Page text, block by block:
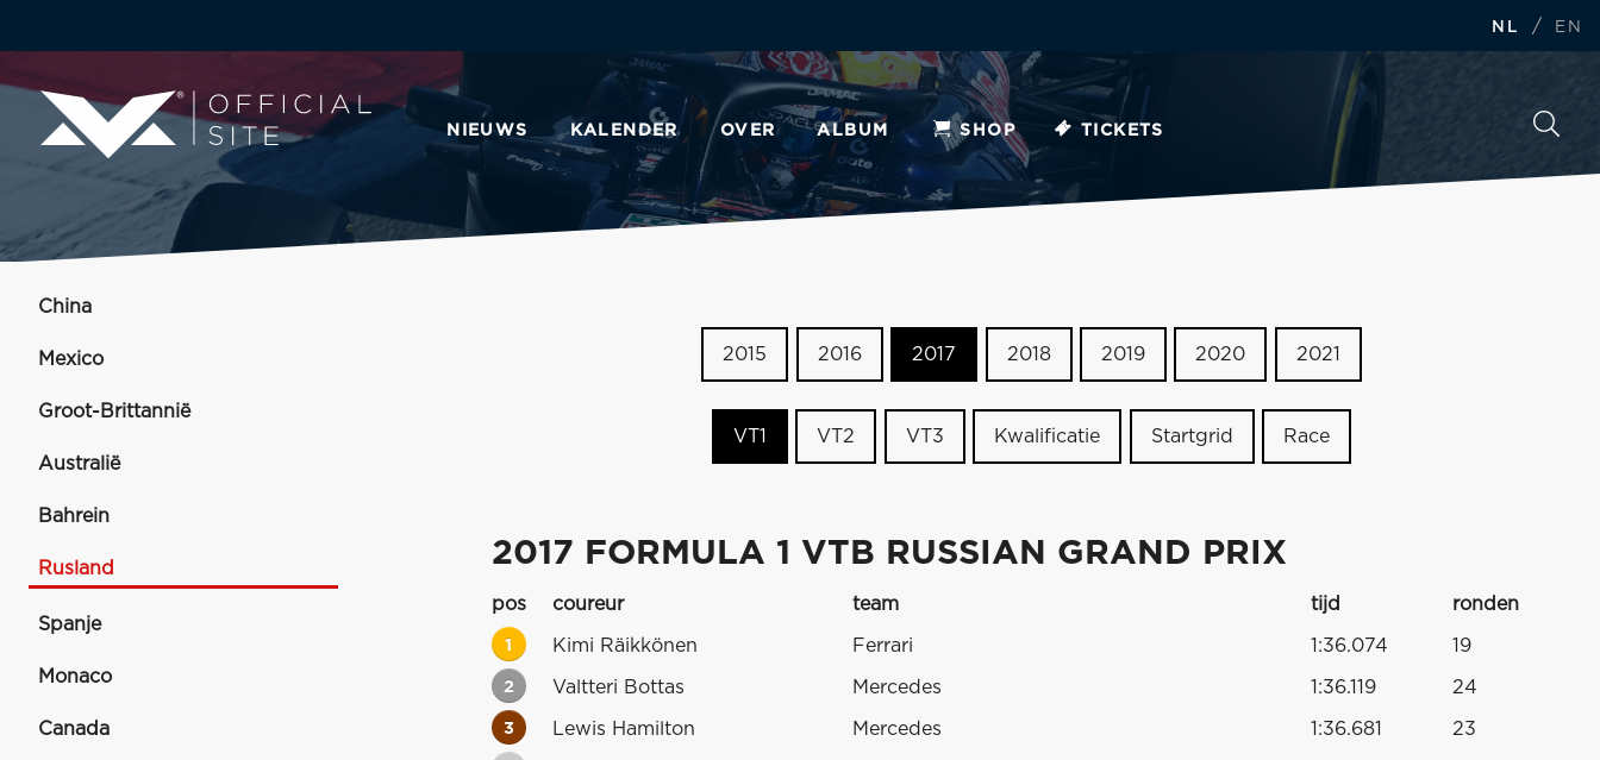
NL / EN
NIEUWS KALENDER OVER ALBUM SHOP TICKETS
China
Mexico
Groot-Brittannië
Australië
Bahrein
Rusland
Spanje
Monaco
Canada
2015 2016 2017 2018 2019 2020 2021
VT1 VT2 VT3 Kwalificatie Startgrid Race
2017 FORMULA 1 VTB RUSSIAN GRAND PRIX
pos coureur team tijd ronden
1 Kimi Räikkönen Ferrari 1:36.074 19
2 Valtteri Bottas Mercedes 1:36.119 24
3 Lewis Hamilton Mercedes 1:36.681 23